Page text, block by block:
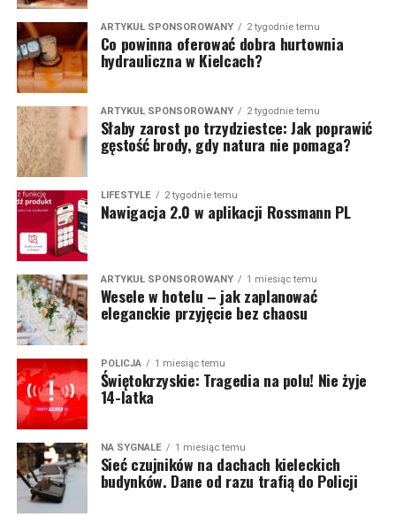
ARTYKUŁ SPONSOROWANY 2 tygodnie temu
Co powinna oferować dobra hurtownia
hydrauliczna w Kielcach?
ARTYKUŁ SPONSOROWANY 2 tygodnie temu
Słaby zarost po trzydziestce: Jak poprawić
gęstość brody, gdy natura nie pomaga?
LIFESTYLE 2 tygodnie temu
Nawigacja 2.0 w aplikacji Rossmann PL
ARTYKUŁ SPONSOROWANY 1 miesiąc temu
Wesele w hotelu – jak zaplanować
eleganckie przyjęcie bez chaosu
POLICJA 1 miesiąc temu
Świętokrzyskie: Tragedia na polu! Nie żyje
14-latka
NA SYGNALE 1 miesiąc temu
Sieć czujników na dachach kieleckich
budynków. Dane od razu trafią do Policji